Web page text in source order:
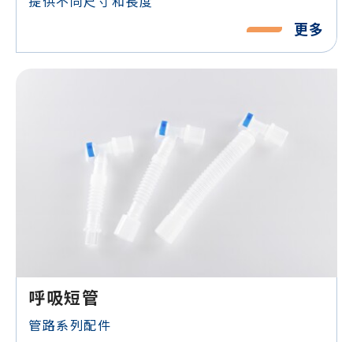
更多
呼吸短管
管路系列配件